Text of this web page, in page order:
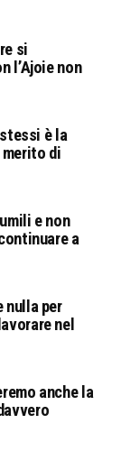
si
l’Ajoie non
è la
di
e non
a
nulla per
nel
anche la